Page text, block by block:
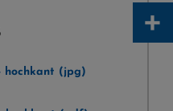
hochkant (jpg)
+